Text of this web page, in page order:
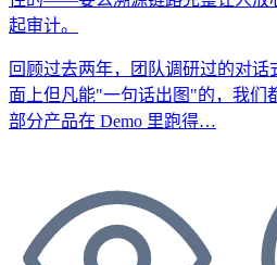
起审计。
回顾过去两年，团队调研过的对
面上但凡能"一句话出图"的，我们
部分产品在 Demo 里跑得…